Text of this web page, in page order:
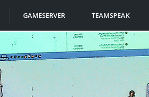
GAMESERVER TEAMSPEAK